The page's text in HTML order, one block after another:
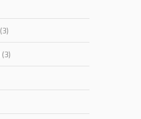
(3)
(3)